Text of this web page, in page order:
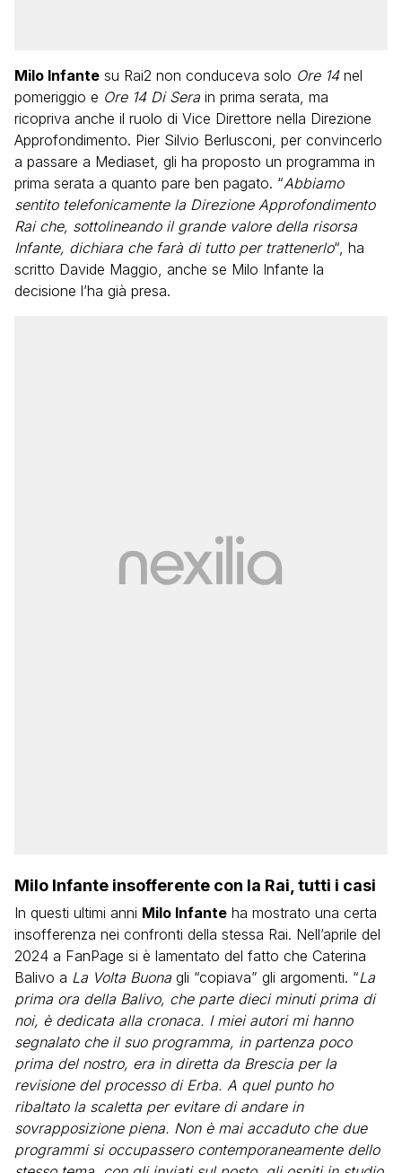
Milo Infante su Rai2 non conduceva solo Ore 14nel
pomeriggio e Ore 14 Di Sera in prima serata, ma
ricopriva anche il ruolo di Vice Direttore nella Direzione
Approfondimento. Pier Silvio Berlusconi, per convincerlo
a passare a Mediaset, gli ha proposto un programma in
prima serata a quanto pare ben pagato. “Abbiamo
sentito telefonicamente la Direzione Approfondimento
Rai che, sottolineando il grande valore della risorsa
Infante, dichiara che farà di tutto per trattenerlo“, ha
scritto Davide Maggio, anche se Milo Infante la
decisione l’ha già presa.
Milo Infante insofferente con la Rai, tutti i casi
In questi ultimi anni Milo Infante ha mostrato una certa
insofferenza nei confronti della stessa Rai. Nell’aprile del
2024 a FanPage si è lamentato del fatto che Caterina
Balivo a La Volta Buona gli “copiava” gli argomenti. “La
prima ora della Balivo, che parte dieci minuti prima di
noi, è dedicata alla cronaca. I miei autori mi hanno
segnalato che il suo programma, in partenza poco
prima del nostro, era in diretta da Brescia per la
revisione del processo di Erba. A quel punto ho
ribaltato la scaletta per evitare di andare in
sovrapposizione piena. Non è mai accaduto che due
programmi si occupassero contemporaneamente dello